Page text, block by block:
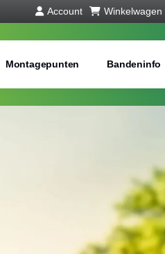
Account Winkelwagen
Montagepunten Bandeninfo